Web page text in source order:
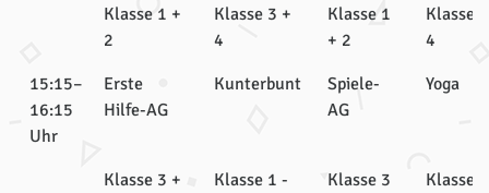
Klasse 1 +
2
Klasse 3 +
4
Klasse 1
+ 2
Klasse
4
15:15–
16:15
Uhr
Erste
Hilfe-AG
Kunterbunt
Spiele-
AG
Yoga
Klasse 3 +
Klasse 1 -
Klasse 3
Klasse